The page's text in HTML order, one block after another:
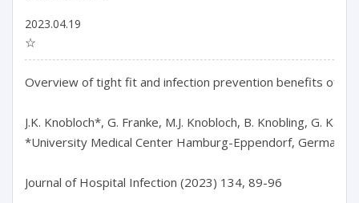
2023.04.19
☆
Overview of tight fit and infection prevention benefits of
J.K. Knobloch*, G. Franke, M.J. Knobloch, B. Knobling, G.
*University Medical Center Hamburg-Eppendorf, Germany
Journal of Hospital Infection (2023) 134, 89-96